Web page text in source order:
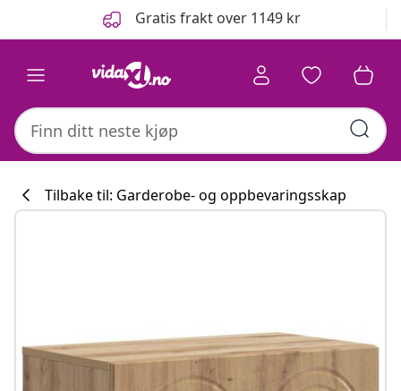
Gratis frakt over 1149 kr
Tilbake til: Garderobe- og oppbevaringsskap